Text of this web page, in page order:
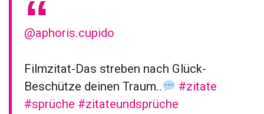
@aphoris.cupido
Filmzitat-Das streben nach Glück-
Beschütze deinen Traum..
#zitate
#sprüche #zitateundsprüche